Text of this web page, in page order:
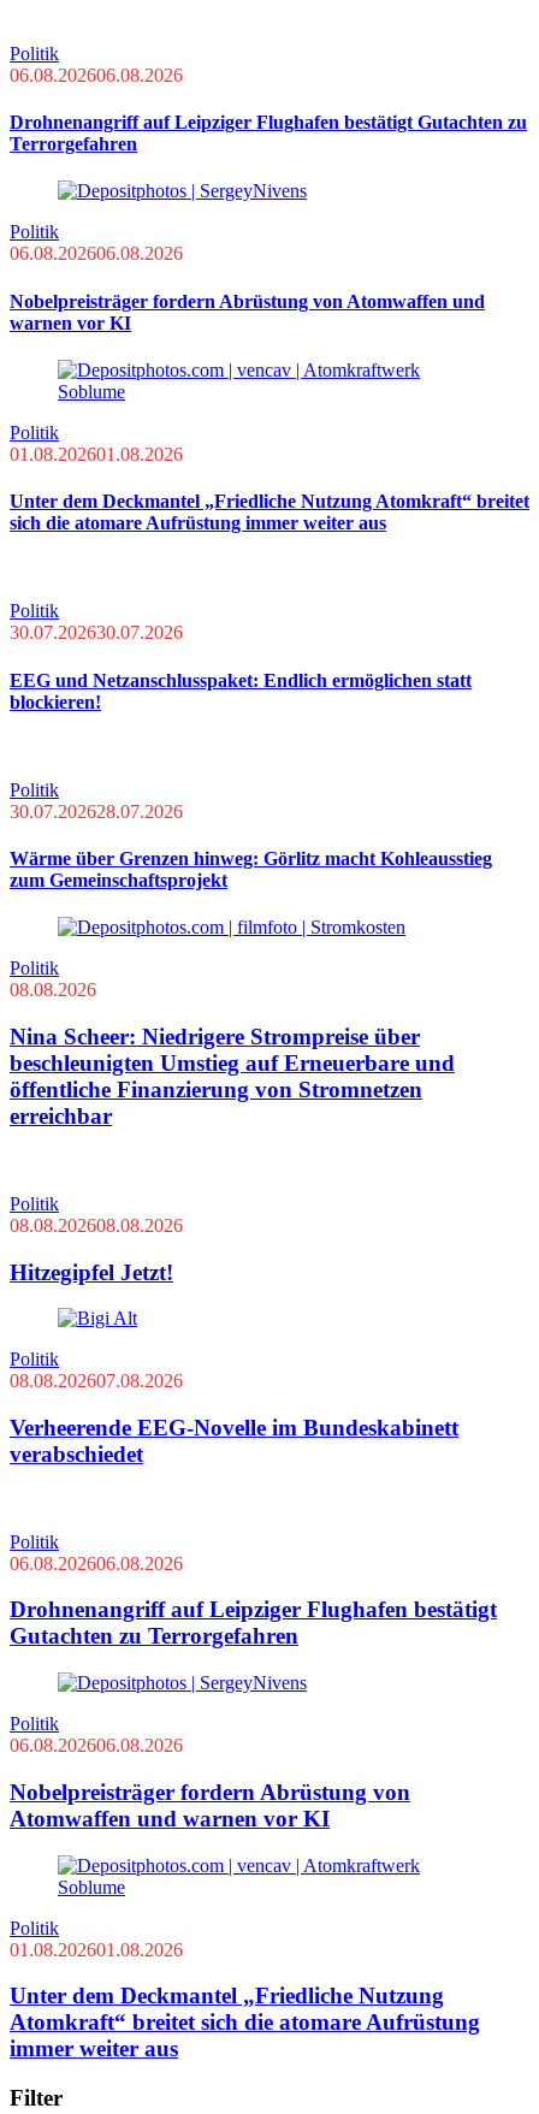
Politik
06.08.202606.08.2026
Drohnenangriff auf Leipziger Flughafen bestätigt Gutachten zu
Terrorgefahren
Politik
06.08.202606.08.2026
Nobelpreisträger fordern Abrüstung von Atomwaffen und
warnen vor KI
Politik
01.08.202601.08.2026
Unter dem Deckmantel „Friedliche Nutzung Atomkraft“ breitet
sich die atomare Aufrüstung immer weiter aus
Politik
30.07.202630.07.2026
EEG und Netzanschlusspaket: Endlich ermöglichen statt
blockieren!
Politik
30.07.202628.07.2026
Wärme über Grenzen hinweg: Görlitz macht Kohleausstieg
zum Gemeinschaftsprojekt
Politik
08.08.2026
Nina Scheer: Niedrigere Strompreise über
beschleunigten Umstieg auf Erneuerbare und
öffentliche Finanzierung von Stromnetzen
erreichbar
Politik
08.08.202608.08.2026
Hitzegipfel Jetzt!
Politik
08.08.202607.08.2026
Verheerende EEG-Novelle im Bundeskabinett
verabschiedet
Politik
06.08.202606.08.2026
Drohnenangriff auf Leipziger Flughafen bestätigt
Gutachten zu Terrorgefahren
Politik
06.08.202606.08.2026
Nobelpreisträger fordern Abrüstung von
Atomwaffen und warnen vor KI
Politik
01.08.202601.08.2026
Unter dem Deckmantel „Friedliche Nutzung
Atomkraft“ breitet sich die atomare Aufrüstung
immer weiter aus
Filter